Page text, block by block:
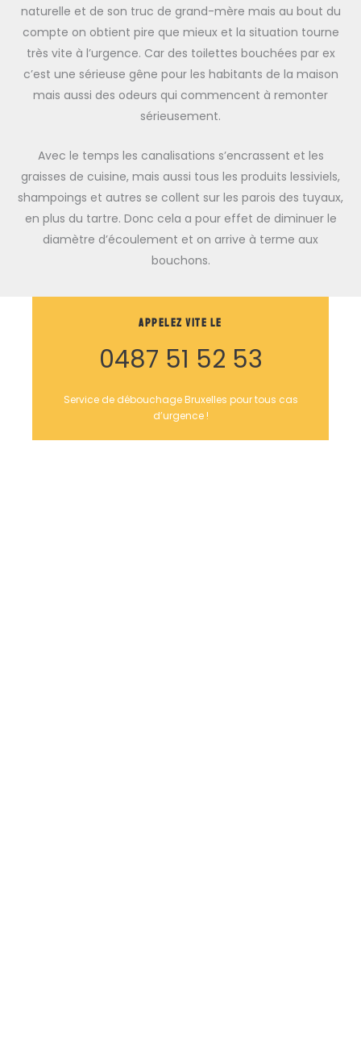
naturelle et de son truc de grand-mère mais au bout du
compte on obtient pire que mieux et la situation tourne
très vite à l’urgence. Car des toilettes bouchées par ex
c’est une sérieuse gêne pour les habitants de la maison
mais aussi des odeurs qui commencent à remonter
sérieusement.
Avec le temps les canalisations s’encrassent et les
graisses de cuisine, mais aussi tous les produits lessiviels,
shampoings et autres se collent sur les parois des tuyaux,
en plus du tartre. Donc cela a pour effet de diminuer le
diamètre d’écoulement et on arrive à terme aux
bouchons.
Appelez vite le
0487 51 52 53
Service de débouchage Bruxelles pour tous cas
d’urgence !